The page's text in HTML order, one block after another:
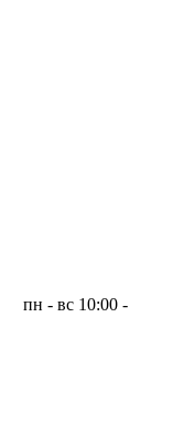
пн - вс 10:00 -